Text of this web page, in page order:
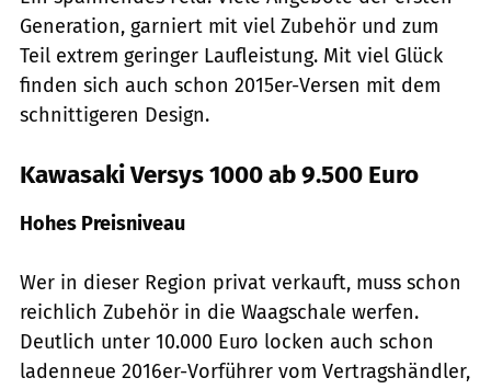
Genera­tion, garniert mit viel Zubehör und zum
Teil extrem geringer Laufleistung. Mit viel Glück
finden sich auch schon 2015er-Versen mit dem
schnittigeren Design.
Kawasaki Versys 1000 ab 9.500 Euro
Hohes Preisniveau
Wer in dieser Region privat verkauft, muss schon
reichlich Zu­behör in die Waagschale werfen.
Deutlich unter 10.000 Euro locken auch schon
ladenneue 2016er-Vorführer vom Vertragshändler,